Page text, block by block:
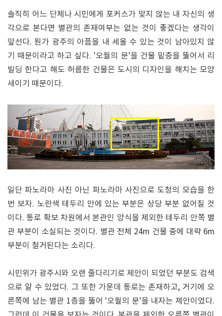
솔직히 어느 단체나 시민에게 포커스가 맞지 않는 내 자신의 생
각으로 본다면 별관의 존재여부는 없는 것이 좋겠다는 생각이
앞선다. 뭔가 광주의 아픔을 내 세울 수 있는 것이 남아있지 않
기 때문이라고 하고 싶다. '오월의 문'을 건물 밑층을 뚫어서 리
빌딩 한다고 해도 허름한 건물은 도시의 디자인을 해치는 모양
새이기 때문이다.
일단 파노라마 사진 아닌 파노라마 사진으로 도청의 모습을 한
번 보자. 노란색 테두리 안에 있는 부분은 상당 부분 없어질 것
이다. 통로 확보 차원에서 본관인 양식을 제외한 테두리 안쪽 별
관 부분이 소실되는 것이다. 별관 전체 24m 건물 중에 대략 6m
부분이 철거된다는 소리다.
시민위가 광주시와 오랜 줄다리기로 제안이 되었던 부분도 검색
으로 알 수 있었다. 그 또한 가운데 통로는 존재하고, 거기에 오
른쪽에 남는 별관 1층을 뚫어 '오월의 문'을 내자는 제안이었다.